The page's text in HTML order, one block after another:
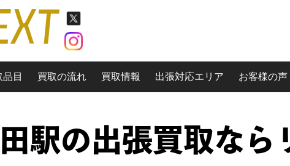
品目 買取の流れ 買取情報 出張対応エリア お客様の声
駅の出張買取なら